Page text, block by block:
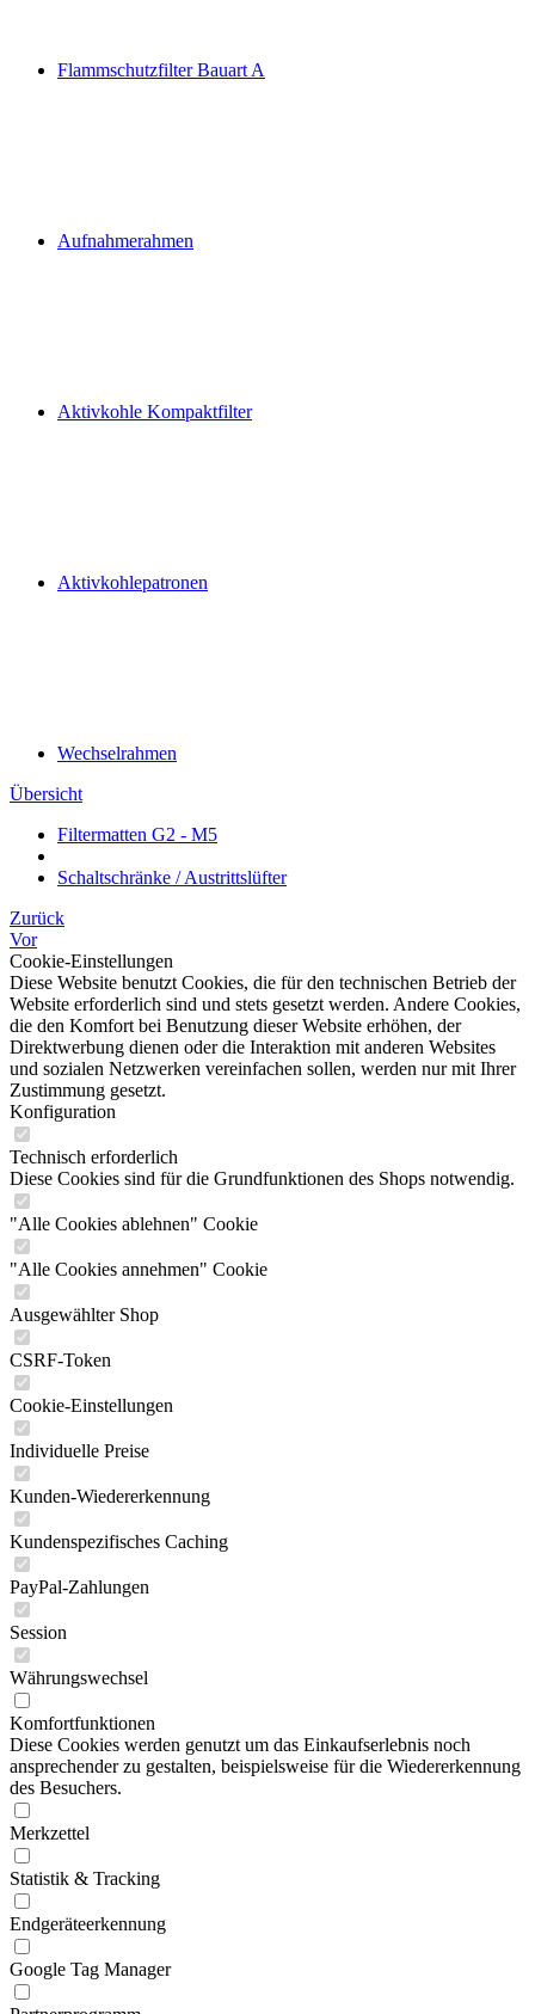
Flammschutzfilter Bauart A
Aufnahmerahmen
Aktivkohle Kompaktfilter
Aktivkohlepatronen
Wechselrahmen
Übersicht
Filtermatten G2 - M5
Schaltschränke / Austrittslüfter
Zurück
Vor
Cookie-Einstellungen
Diese Website benutzt Cookies, die für den technischen Betrieb der
Website erforderlich sind und stets gesetzt werden. Andere Cookies,
die den Komfort bei Benutzung dieser Website erhöhen, der
Direktwerbung dienen oder die Interaktion mit anderen Websites
und sozialen Netzwerken vereinfachen sollen, werden nur mit Ihrer
Zustimmung gesetzt.
Konfiguration
Technisch erforderlich
Diese Cookies sind für die Grundfunktionen des Shops notwendig.
"Alle Cookies ablehnen" Cookie
"Alle Cookies annehmen" Cookie
Ausgewählter Shop
CSRF-Token
Cookie-Einstellungen
Individuelle Preise
Kunden-Wiedererkennung
Kundenspezifisches Caching
PayPal-Zahlungen
Session
Währungswechsel
Komfortfunktionen
Diese Cookies werden genutzt um das Einkaufserlebnis noch
ansprechender zu gestalten, beispielsweise für die Wiedererkennung
des Besuchers.
Merkzettel
Statistik & Tracking
Endgeräteerkennung
Google Tag Manager